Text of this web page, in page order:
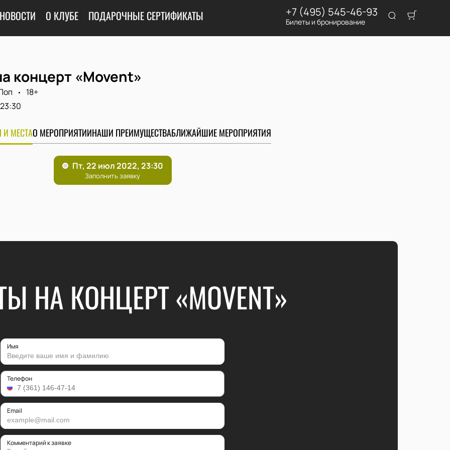
НОВОСТИ О КЛУБЕ ПОДАРОЧНЫЕ СЕРТИФИКАТЫ +7 (495) 545-46-93
Билеты и бронирование
концерт «Movent»
18+
23:30
МЕСТАО МЕРОПРИЯТИИНАШИ ПРЕИМУЩЕСТВАБЛИЖАЙШИЕ МЕРОПРИЯТИЯ
НА КОНЦЕРТ «MOVENT»
Имя
Телефон
Email
Комментарий к заявке